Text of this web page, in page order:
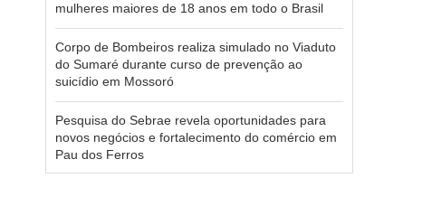
mulheres maiores de 18 anos em todo o Brasil
Corpo de Bombeiros realiza simulado no Viaduto
do Sumaré durante curso de prevenção ao
suicídio em Mossoró
Pesquisa do Sebrae revela oportunidades para
novos negócios e fortalecimento do comércio em
Pau dos Ferros